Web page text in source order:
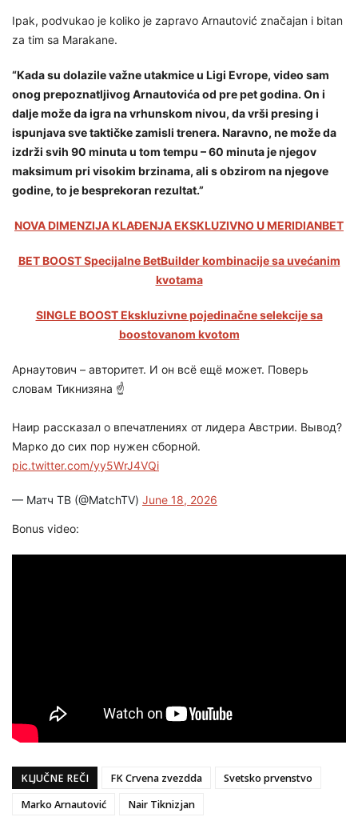
Ipak, podvukao je koliko je zapravo Arnautović značajan i bitan
za tim sa Marakane.
“Kada su dolazile važne utakmice u Ligi Evrope, video sam
onog prepoznatljivog Arnautovića od pre pet godina. On i
dalje može da igra na vrhunskom nivou, da vrši presing i
ispunjava sve taktičke zamisli trenera. Naravno, ne može da
izdrži svih 90 minuta u tom tempu – 60 minuta je njegov
maksimum pri visokim brzinama, ali s obzirom na njegove
godine, to je besprekoran rezultat.”
NOVA DIMENZIJA KLAĐENJA EKSKLUZIVNO U MERIDIANBET
BET BOOST Specijalne BetBuilder kombinacije sa uvećanim
kvotama
SINGLE BOOST Ekskluzivne pojedinačne selekcije sa
boostovanom kvotom
Арнаутович – авторитет. И он всё ещё может. Поверь
словам Тикнизяна ☝️
Наир рассказал о впечатлениях от лидера Австрии. Вывод?
Марко до сих пор нужен сборной.
pic.twitter.com/yy5WrJ4VQi
— Матч ТВ (@MatchTV) June 18, 2026
Bonus video:
KLJUČNE REČI FK Crvena zvezdda
Svetsko prvenstvo
Marko Arnautović
Nair Tiknizjan